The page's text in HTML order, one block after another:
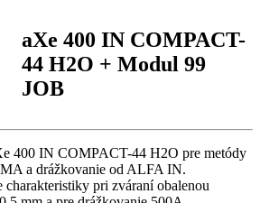
aXe 400 IN COMPACT-
44 H2O + Modul 99
JOB
400 IN COMPACT-44 H2O pre metódy
a drážkovanie od ALFA IN.
charakteristiky pri zváraní obalenou